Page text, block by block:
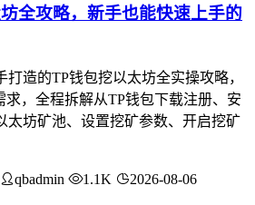
全攻略，新手也能快速上手的
打造的TP钱包挖以太坊全实操攻略，
求，全程拆解从TP钱包下载注册、安
太坊矿池、设置挖矿参数、开启挖矿
qbadmin 1.1K 2026-08-06